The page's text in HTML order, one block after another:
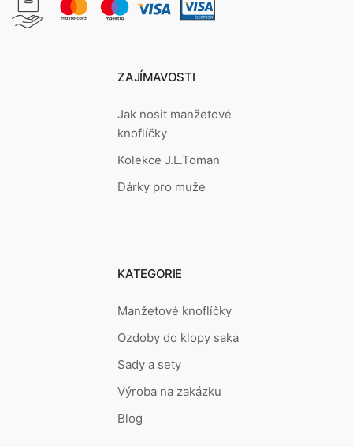
ZAJÍMAVOSTI
Jak nosit manžetové
knoflíčky
Kolekce J.L.Toman
Dárky pro muže
KATEGORIE
Manžetové knoflíčky
Ozdoby do klopy saka
Sady a sety
Výroba na zakázku
Blog